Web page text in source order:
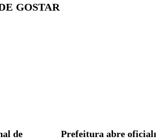
GOSTAR
de
Prefeitura abre